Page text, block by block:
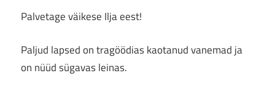
Palvetage väikese Ilja eest!
Paljud lapsed on tragöödias kaotanud vanemad ja
on nüüd sügavas leinas.